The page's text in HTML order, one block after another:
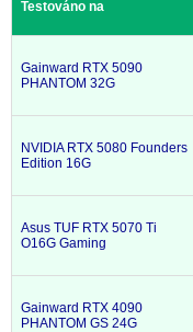
Testováno na
Gainward RTX 5090
PHANTOM 32G
NVIDIA RTX 5080 Founders
Edition 16G
Asus TUF RTX 5070 Ti
O16G Gaming
Gainward RTX 4090
PHANTOM GS 24G